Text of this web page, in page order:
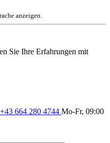
anzeigen.
Sie Ihre Erfahrungen mit
+43 664 280 4744 Mo-Fr, 09:00